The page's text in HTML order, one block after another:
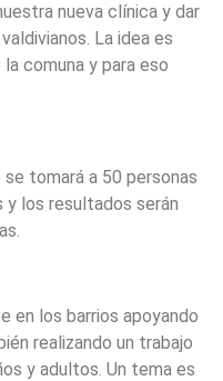
nueva clínica y dar
La idea es
comuna y para eso
tomará a 50 personas
y los resultados serán
en los barrios apoyando
realizando un trabajo
y adultos. Un tema es